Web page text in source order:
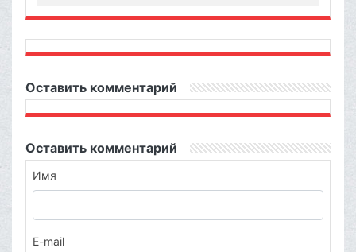
Оставить комментарий
Оставить комментарий
Имя
E-mail